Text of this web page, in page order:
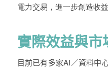
電力交易，進一步創造收益
實際效益與市
目前已有多家AI／資料中